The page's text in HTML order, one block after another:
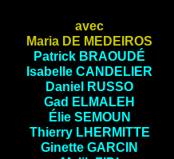
avec
Maria DE MEDEIROS
Patrick BRAOUDÉ
Isabelle CANDELIER
Daniel RUSSO
Gad ELMALEH
Élie SEMOUN
Thierry LHERMITTE
Ginette GARCIN